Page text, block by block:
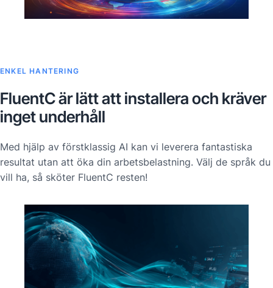
ENKEL HANTERING
FluentC är lätt att installera och kräver
inget underhåll
Med hjälp av förstklassig AI kan vi leverera fantastiska
resultat utan att öka din arbetsbelastning. Välj de språk du
vill ha, så sköter FluentC resten!